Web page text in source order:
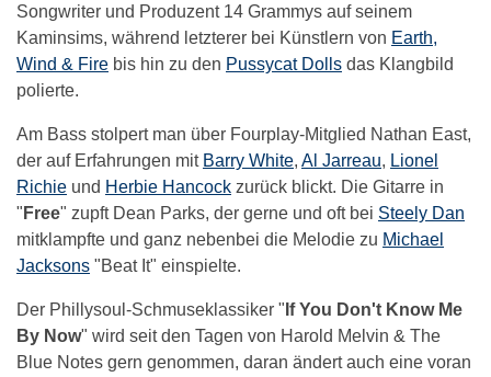
Songwriter und Produzent 14 Grammys auf seinem
Kaminsims, während letzterer bei Künstlern von Earth,
Wind & Fire bis hin zu den Pussycat Dolls das Klangbild
polierte.
Am Bass stolpert man über Fourplay-Mitglied Nathan East,
der auf Erfahrungen mit Barry White, Al Jarreau, Lionel
Richie und Herbie Hancock zurück blickt. Die Gitarre in
" Free" zupft Dean Parks, der gerne und oft bei Steely Dan
mitklampfte und ganz nebenbei die Melodie zu Michael
Jacksons "Beat It" einspielte.
Der Phillysoul-Schmuseklassiker " If You Don't Know Me
By Now" wird seit den Tagen von Harold Melvin & The
Blue Notes gern genommen, daran ändert auch eine voran